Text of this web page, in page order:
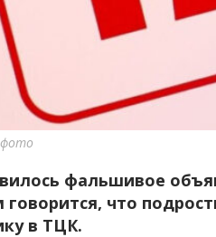
фальшивое
что
в ТЦК.